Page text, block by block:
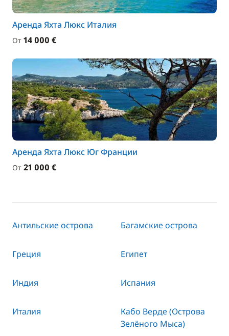
Аренда Яхта Люкс Италия
От 14 000 €
Аренда Яхта Люкс Юг Франции
От 21 000 €
Антильские острова Багамские острова
Греция Египет
Индия Испания
Италия
Кабо Верде (Острова
Зелёного Мыса)